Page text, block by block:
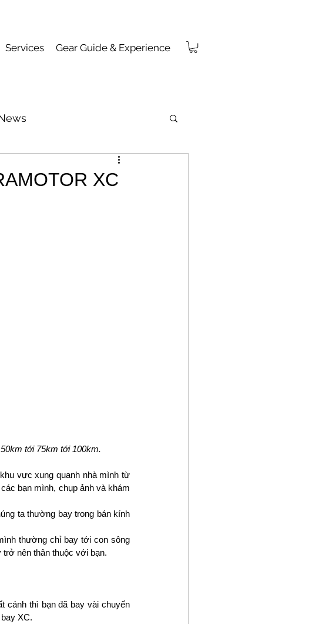
Services Gear Guide & Experience
XC
tới 75km tới 100km.
vực xung quanh nhà mình từ
bạn mình, chụp ảnh và khám
ta thường bay trong bán kính
thường chỉ bay tới con sông
nên thân thuộc với bạn.
cánh thì bạn đã bay vài chuyến
XC.